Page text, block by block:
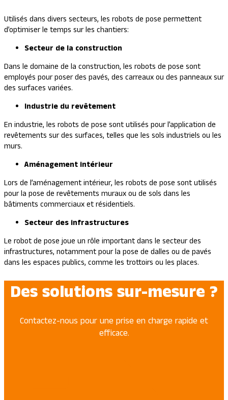
Utilisés dans divers secteurs, les robots de pose permettent
d’optimiser le temps sur les chantiers:
Secteur de la construction
Dans le domaine de la construction, les robots de pose sont
employés pour poser des pavés, des carreaux ou des panneaux sur
des surfaces variées.
Industrie du revêtement
En industrie, les robots de pose sont utilisés pour l’application de
revêtements sur des surfaces, telles que les sols industriels ou les
murs.
Aménagement intérieur
Lors de l’aménagement intérieur, les robots de pose sont utilisés
pour la pose de revêtements muraux ou de sols dans les
bâtiments commerciaux et résidentiels.
Secteur des infrastructures
Le robot de pose joue un rôle important dans le secteur des
infrastructures, notamment pour la pose de dalles ou de pavés
dans les espaces publics, comme les trottoirs ou les places.
Des solutions sur-mesure ?
Contactez-nous pour une prise en charge rapide et
efficace.